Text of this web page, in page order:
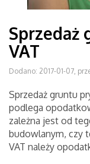
Sprzedaż
VAT
Dodano: 2017-01-07,
Sprzedaż gruntu
podlega
zależna jest od
budowlanym, czy
VAT należy